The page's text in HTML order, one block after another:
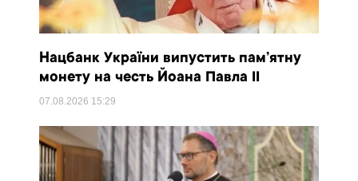
Нацбанк України випустить пам’ятну
монету на честь Йоана Павла II
07.08.2026 15:29